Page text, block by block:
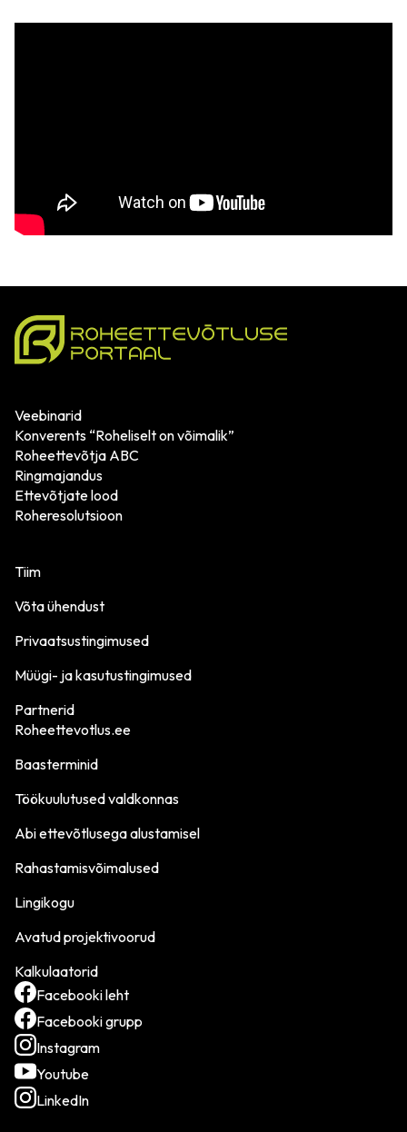
Veebinarid
Konverents “Roheliselt on võimalik”
Roheettevõtja ABC
Ringmajandus
Ettevõtjate lood
Roheresolutsioon
Tiim
Võta ühendust
Privaatsustingimused
Müügi- ja kasutustingimused
Partnerid
Roheettevotlus.ee
Baasterminid
Töökuulutused valdkonnas
Abi ettevõtlusega alustamisel
Rahastamisvõimalused
Lingikogu
Avatud projektivoorud
Kalkulaatorid
Facebooki leht
Facebooki grupp
Instagram
Youtube
LinkedIn